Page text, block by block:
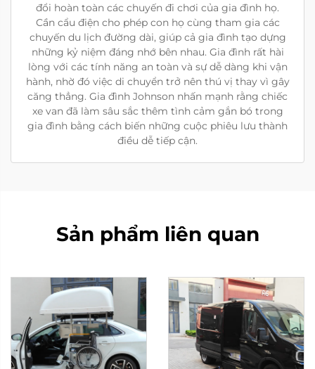
đổi hoàn toàn các chuyến đi chơi của gia đình họ.
Cần cẩu điện cho phép con họ cùng tham gia các
chuyến du lịch đường dài, giúp cả gia đình tạo dựng
những kỷ niệm đáng nhớ bên nhau. Gia đình rất hài
lòng với các tính năng an toàn và sự dễ dàng khi vận
hành, nhờ đó việc di chuyển trở nên thú vị thay vì gây
căng thẳng. Gia đình Johnson nhấn mạnh rằng chiếc
xe van đã làm sâu sắc thêm tình cảm gắn bó trong
gia đình bằng cách biến những cuộc phiêu lưu thành
điều dễ tiếp cận.
Sản phẩm liên quan